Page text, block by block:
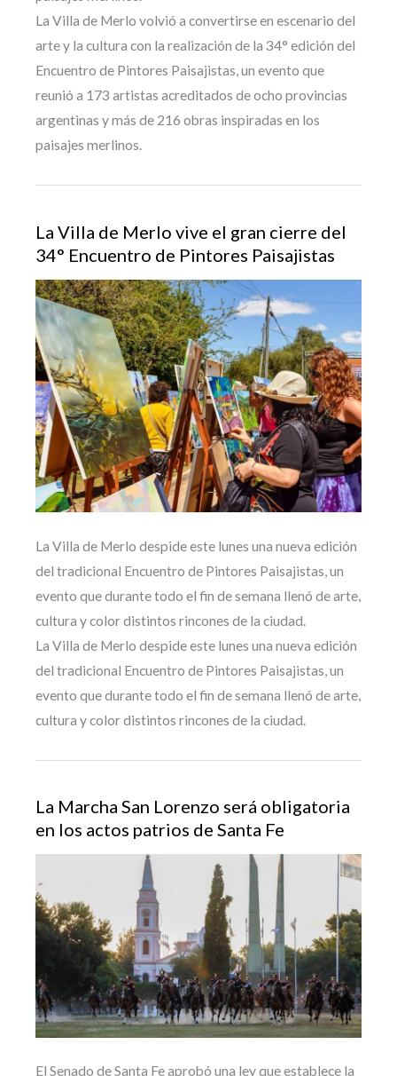
La Villa de Merlo volvió a convertirse en escenario del
arte y la cultura con la realización de la 34° edición del
Encuentro de Pintores Paisajistas, un evento que
reunió a 173 artistas acreditados de ocho provincias
argentinas y más de 216 obras inspiradas en los
paisajes merlinos.
La Villa de Merlo vive el gran cierre del
34° Encuentro de Pintores Paisajistas
La Villa de Merlo despide este lunes una nueva edición
del tradicional Encuentro de Pintores Paisajistas, un
evento que durante todo el fin de semana llenó de arte,
cultura y color distintos rincones de la ciudad.
La Villa de Merlo despide este lunes una nueva edición
del tradicional Encuentro de Pintores Paisajistas, un
evento que durante todo el fin de semana llenó de arte,
cultura y color distintos rincones de la ciudad.
La Marcha San Lorenzo será obligatoria
en los actos patrios de Santa Fe
El Senado de Santa Fe aprobó una ley que establece la